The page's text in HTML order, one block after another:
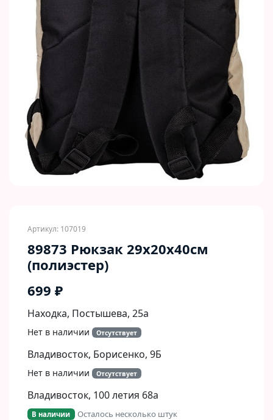
Артикул: 107019
89873 Рюкзак 29x20x40cм
(полиэстер)
699 ₽
Находка, Постышева, 25а
Нет в наличии Отсутствует
Владивосток, Борисенко, 9Б​
Нет в наличии Отсутствует
Владивосток, 100 летия 68а
В наличии Осталось несколько штук